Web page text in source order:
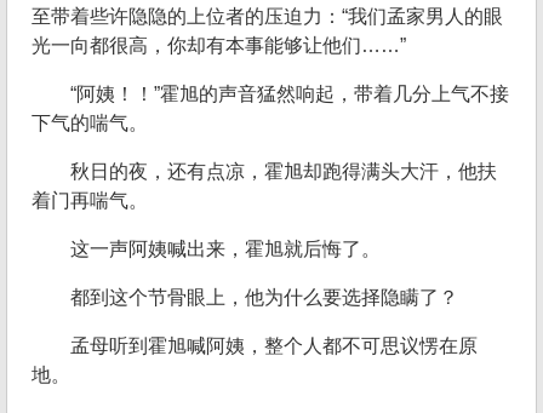
至带着些许隐隐的上位者的压迫力：“我们孟家男人的眼
光一向都很高，你却有本事能够让他们……”
“阿姨！！”霍旭的声音猛然响起，带着几分上气不接
下气的喘气。
秋日的夜，还有点凉，霍旭却跑得满头大汗，他扶
着门再喘气。
这一声阿姨喊出来，霍旭就后悔了。
都到这个节骨眼上，他为什么要选择隐瞒了？
孟母听到霍旭喊阿姨，整个人都不可思议愣在原
地。